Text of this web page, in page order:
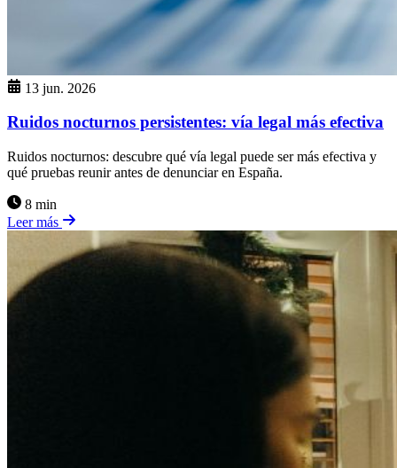
13 jun. 2026
Ruidos nocturnos persistentes: vía legal más efectiva
Ruidos nocturnos: descubre qué vía legal puede ser más efectiva y
qué pruebas reunir antes de denunciar en España.
8 min
Leer más